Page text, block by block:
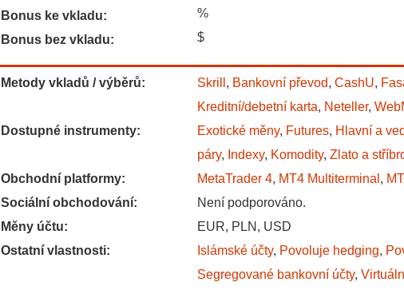
Bonus ke vkladu:
%
Bonus bez vkladu:
$
Metody vkladů / výběrů: Skrill , Bankovní převod,CashU,
Kreditní/debetní karta, Neteller,
Dostupné instrumenty:
Exotické měny, Futures, Hlavní a
páry, Indexy, Komodity,Zlato a
Obchodní platformy:
MetaTrader 4, MT4 Multiterminal ,
Sociální obchodování:
Není podporováno.
Měny účtu:
EUR, PLN, USD
Ostatní vlastnosti:
Islámské účty, Povoluje hedging,
Segregované bankovní účty,